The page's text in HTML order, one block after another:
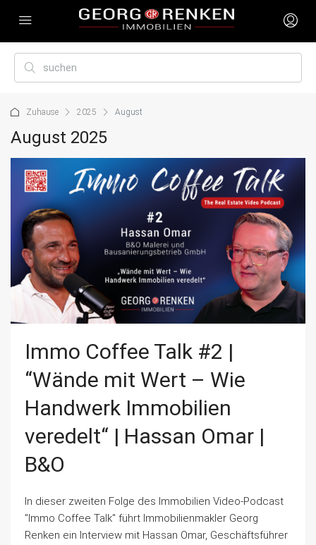
Zuhause 2025 August
August 2025
Immo Coffee Talk #2 |
“Wände mit Wert – Wie
Handwerk Immobilien
veredelt“ | Hassan Omar |
B&O
In dieser zweiten Folge des Immobilien Video-Podcast
"Immo Coffee Talk" führt Immobilienmakler Georg
Renken ein Interview mit Hassan Omar, Geschäftsführer